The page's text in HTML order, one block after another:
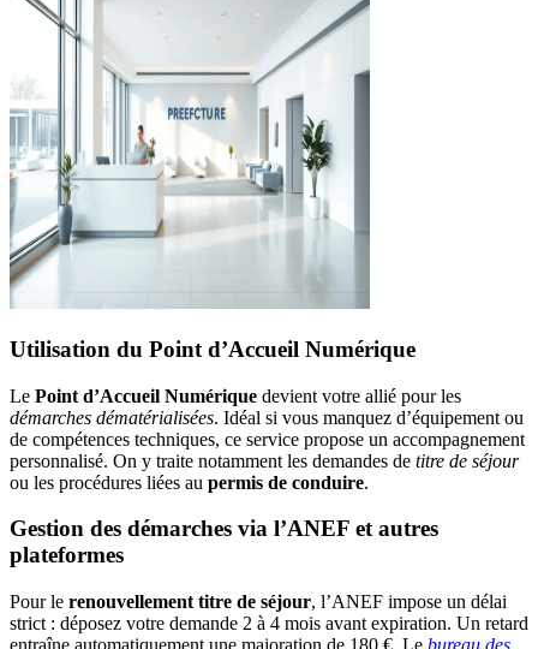
Utilisation du Point d’Accueil Numérique
Le Point d’Accueil Numérique devient votre allié pour les
démarches dématérialisées. Idéal si vous manquez d’équipement ou
de compétences techniques, ce service propose un accompagnement
personnalisé. On y traite notamment les demandes de titre de séjour
ou les procédures liées au permis de conduire.
Gestion des démarches via l’ANEF et autres
plateformes
Pour le renouvellement titre de séjour, l’ANEF impose un délai
strict : déposez votre demande 2 à 4 mois avant expiration. Un retard
entraîne automatiquement une majoration de 180 €. Le bureau des